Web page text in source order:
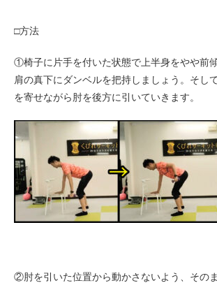
□方法
①椅子に片手を付いた状態で上半身をやや前
肩の真下にダンベルを把持しましょう。そし
を寄せながら肘を後方に引いていきます。
②肘を引いた位置から動かさないよう、その